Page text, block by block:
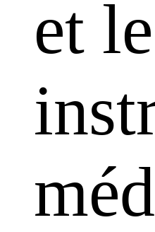
et